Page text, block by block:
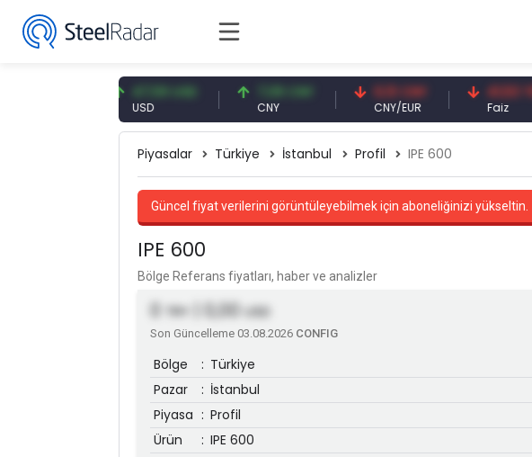
47,59 USD 7,09 CNY
CNY
0,13 CNY
CNY/EUR
41,53 TRY
Faiz
Piyasalar Türkiye İstanbul Profil IPE 600
Güncel fiyat verilerini görüntüleyebilmek için aboneliğinizi yükseltin.
IPE 600
Bölge Referans fiyatları, haber ve analizler
TRY | 0,00 USD
Son Güncelleme 03.08.2026 CONFIG
Bölge : Türkiye
Pazar
: İstanbul
Piyasa : Profil
Ürün
: IPE 600